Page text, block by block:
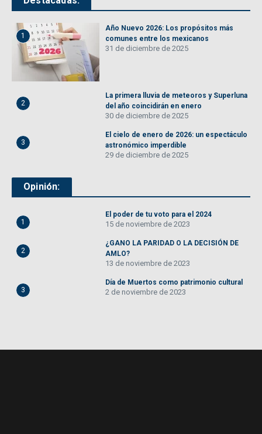
1
Año Nuevo 2026: Los propósitos más
comunes entre los mexicanos
31 de diciembre de 2025
2
La primera lluvia de meteoros y Superluna
del año coincidirán en enero
30 de diciembre de 2025
3
El cielo de enero de 2026: un espectáculo
astronómico imperdible
29 de diciembre de 2025
Opinión:
1
El poder de tu voto para el 2024
15 de noviembre de 2023
2
¿GANO LA PARIDAD O LA DECISIÓN DE
AMLO?
13 de noviembre de 2023
3
Día de Muertos como patrimonio cultural
2 de noviembre de 2023